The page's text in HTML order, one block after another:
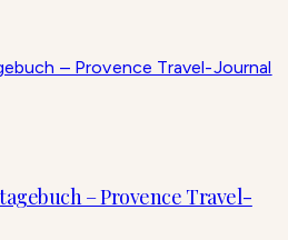
– Provence Travel-